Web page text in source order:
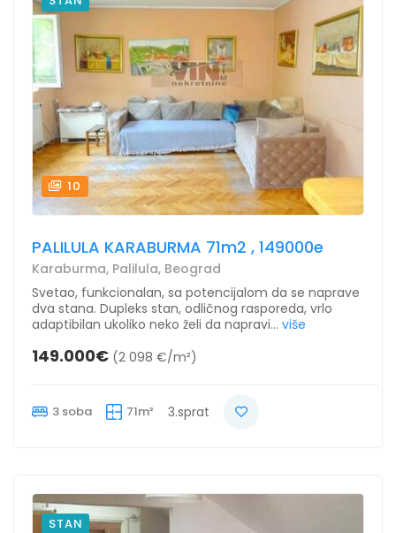
10
PALILULA KARABURMA 71m2 , 149000e
Karaburma, Palilula, Beograd
Svetao, funkcionalan, sa potencijalom da se naprave
dva stana. Dupleks stan, odličnog rasporeda, vrlo
adaptibilan ukoliko neko želi da napravi... više
149.000€ (2 098 €/m²)
3 soba 71m² 3.sprat
STAN